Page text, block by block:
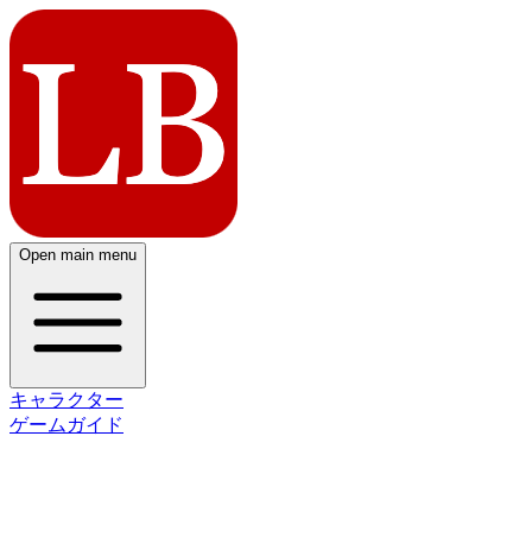
Open main menu
キャラクター
ゲームガイド